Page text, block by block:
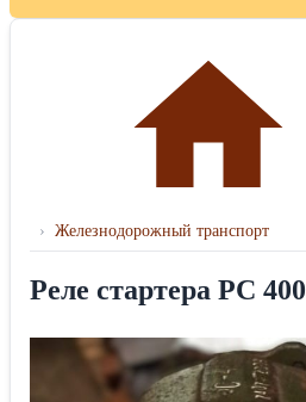
› Железнодорожный транспорт
Реле стартера РС 400